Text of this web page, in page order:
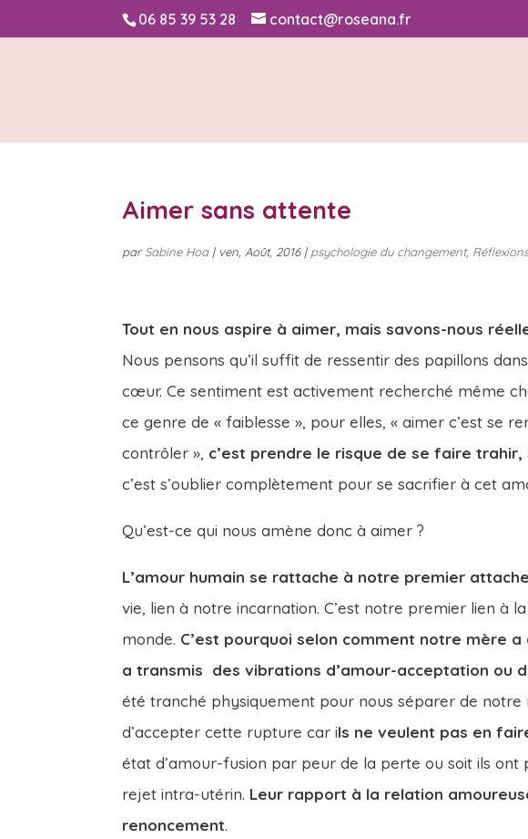
06 85 39 53 28 contact@roseana.fr
Aimer sans attente
parSabine Hoa| ven, Août, 2016| psychologie du changement,
Tout en nous aspire à aimer, mais savons-nous
Nous pensons qu’il suffit de ressentir des papillons
cœur. Ce sentiment est activement recherché même
ce genre de « faiblesse », pour elles, « aimer c’est se
contrôler », c’est prendre le risque de se faire
c’est s’oublier complètement pour se sacrifier à cet
Qu’est-ce qui nous amène donc à aimer ?
L’amour humain se rattache à notre premier
vie, lien à notre incarnation. C’est notre premier lien à
monde. C’est pourquoi selon comment notre mère
a transmis des vibrations d’amour-acceptation ou
été tranché physiquement pour nous séparer de notre
d’accepter cette rupture car ils ne veulent pas en
état d’amour-fusion par peur de la perte ou soit ils
rejet intra-utérin. Leur rapport à la relation
renoncement.